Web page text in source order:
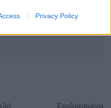
Privacy Policy